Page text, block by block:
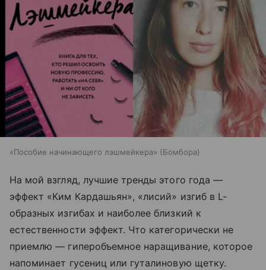
«Пособие начинающего лэшмейкера» (Бомбора)
На мой взгляд, лучшие тренды этого года —
эффект «Ким Кардашьян», «лисий» изгиб в L-
образных изгибах и наиболее близкий к
естественности эффект. Что категорически не
приемлю — гиперобъемное наращивание, которое
напоминает гусениц или гуталиновую щетку.